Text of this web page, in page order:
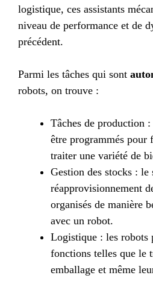
logistique, ces assistants
niveau de performance et de
précédent.
Parmi les tâches qui sont
robots, on trouve :
Tâches de production
être programmés pour
traiter une variété de
Gestion des stocks :
réapprovisionnement
organisés de manière
avec un robot.
Logistique : les robots
fonctions telles que le
emballage et même